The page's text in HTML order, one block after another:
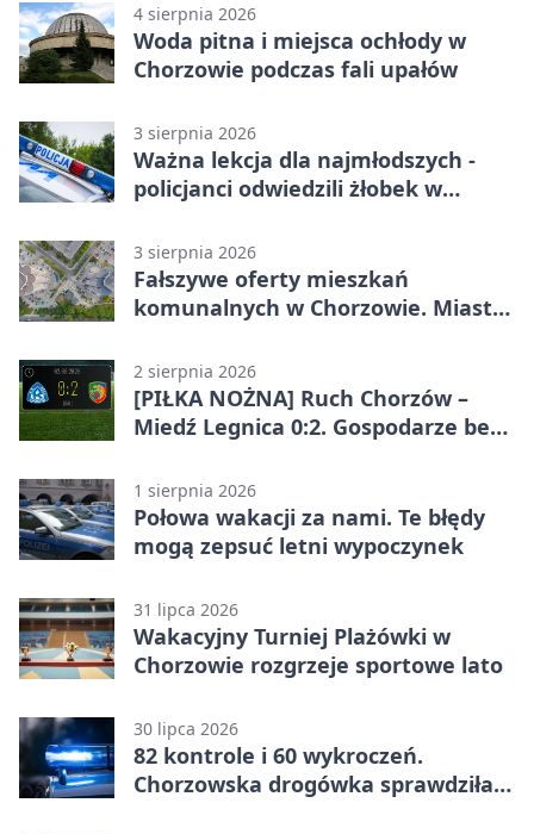
4 sierpnia 2026
Woda pitna i miejsca ochłody w
Chorzowie podczas fali upałów
3 sierpnia 2026
Ważna lekcja dla najmłodszych -
policjanci odwiedzili żłobek w
3 sierpnia 2026
Fałszywe oferty mieszkań
komunalnych w Chorzowie. Miasto
2 sierpnia 2026
[PIŁKA NOŻNA] Ruch Chorzów –
Miedź Legnica 0:2. Gospodarze bez
1 sierpnia 2026
Połowa wakacji za nami. Te błędy
mogą zepsuć letni wypoczynek
31 lipca 2026
Wakacyjny Turniej Plażówki w
Chorzowie rozgrzeje sportowe lato
30 lipca 2026
82 kontrole i 60 wykroczeń.
Chorzowska drogówka sprawdziła